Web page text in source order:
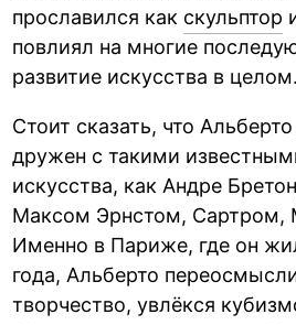
прославился как скульптор
повлиял на многие
развитие искусства в целом.
Стоит сказать, что
дружен с такими
искусства, как Андре
Максом Эрнстом, Сартром,
Именно в Париже, где он
года, Альберто
творчество, увлёкся